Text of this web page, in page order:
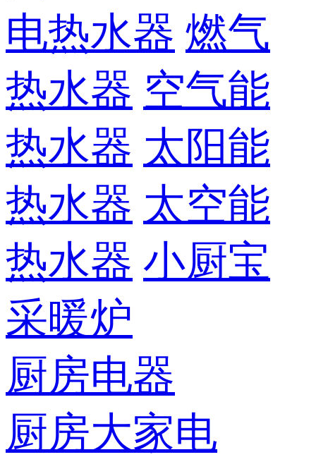
电热水器 燃气
热水器 空气能
热水器 太阳能
热水器 太空能
热水器 小厨宝
采暖炉
厨房电器
厨房大家电